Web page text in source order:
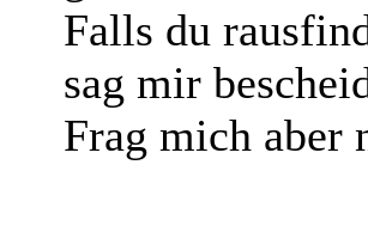
Falls du
sag mir
Frag mich aber